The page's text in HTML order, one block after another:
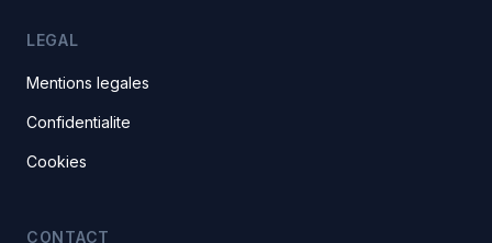
LEGAL
Mentions legales
Confidentialite
Cookies
CONTACT